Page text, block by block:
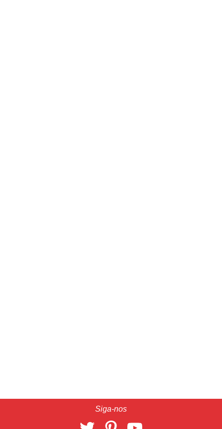
Siga-nos